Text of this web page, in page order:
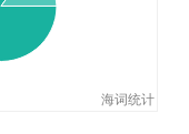
海词统计